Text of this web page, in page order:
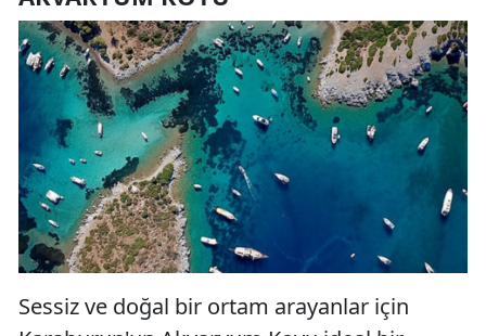
Sessiz ve doğal bir ortam arayanlar için